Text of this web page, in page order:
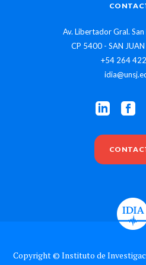
Av. Libertador Gral.
CP 5400 - SAN
+54 264
Copyright © Instituto de